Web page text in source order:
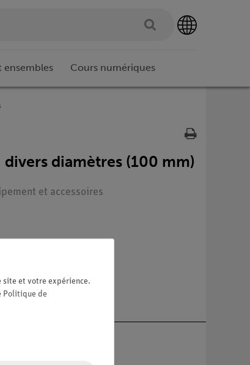
ensembles Cours numériques
diamètres (100 mm)
et accessoires
site et votre expérience.
Politique de